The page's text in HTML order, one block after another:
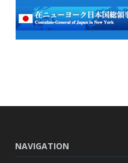
NAVIGATION